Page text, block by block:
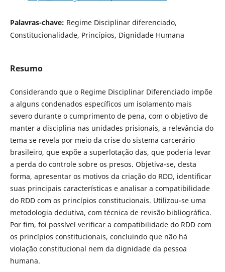
Palavras-chave: Regime Disciplinar diferenciado,
Constitucionalidade, Princípios, Dignidade Humana
Resumo
Considerando que o Regime Disciplinar Diferenciado impõe
a alguns condenados específicos um isolamento mais
severo durante o cumprimento de pena, com o objetivo de
manter a disciplina nas unidades prisionais, a relevância do
tema se revela por meio da crise do sistema carcerário
brasileiro, que expõe a superlotação das, que poderia levar
a perda do controle sobre os presos. Objetiva-se, desta
forma, apresentar os motivos da criação do RDD, identificar
suas principais características e analisar a compatibilidade
do RDD com os princípios constitucionais. Utilizou-se uma
metodologia dedutiva, com técnica de revisão bibliográfica.
Por fim, foi possível verificar a compatibilidade do RDD com
os princípios constitucionais, concluindo que não há
violação constitucional nem da dignidade da pessoa
humana.